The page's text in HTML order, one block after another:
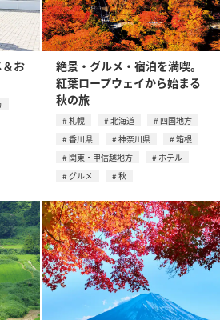
お
絶景・グルメ・宿泊を満喫。
紅葉ロープウェイから始まる
秋の旅
札幌 北海道
四国地方
香川県
神奈川県
箱根
関東・甲信越地方
ホテル
グルメ
秋